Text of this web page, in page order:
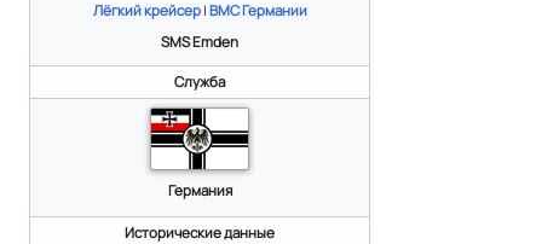
Лёгкий крейсер| ВМС Германии
SMS Emden
Служба
Германия
Исторические данные